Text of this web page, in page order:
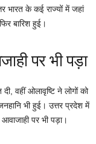
भारत के कई राज्यों में जहां
बारिश हुई।
पर भी पड़ा
वहीं ओलावृष्टि ने लोगों को
भी हुई। उत्तर प्रदेश में
पर भी पड़ा।